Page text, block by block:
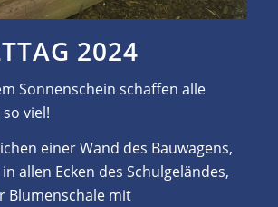
2024
Sonnenschein schaffen alle
viel!
einer Wand des Bauwagens,
allen Ecken des Schulgeländes,
Blumenschale mit